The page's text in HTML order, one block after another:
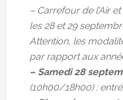
– Carrefour de l’Air
les 28 et 29
Attention, les
par rapport aux
– Samedi 28
(10h00/18h00) :